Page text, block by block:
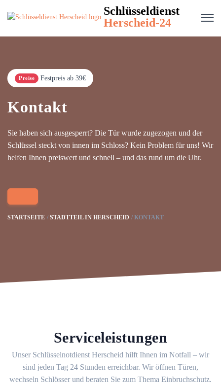
Schlüsseldienst
Herscheid-24
Preise Festpreis ab 39€
Kontakt
Sie haben sich ausgesperrt? Die Tür wurde zugezogen und der
Schlüssel steckt von innen im Schloss? Kein Problem für uns! Wir
helfen Ihnen preiswert und schnell – und das rund um die Uhr.
STARTSEITE STADTTEIL IN HERSCHEID KONTAKT
Serviceleistungen
Unser Schlüsselnotdienst Herscheid hilft Ihnen im Notfall – wir
sind jeden Tag 24 Stunden erreichbar. Wir öffnen Türen,
wechseln Schlösser und beraten Sie zum Thema Einbruchschutz.